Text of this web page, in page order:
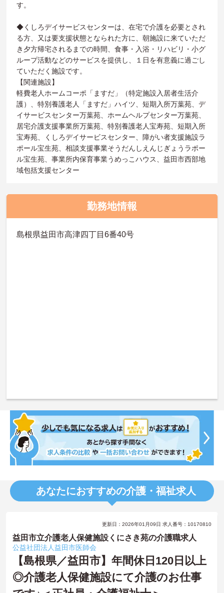
す。
◆くしろデイサービスセンターは、在宅で介護を必要とされ
る方、又は要支援状態となられた方に、朝施設に来ていただ
き夕方帰宅されるまでの時間、食事・入浴・リハビリ・小グ
ループ活動などのサービスを提供し、１日を有意義に過ごし
ていただく施設です。
【関連施設】
軽費老人ホームコーポ「ますだ」（特定施設入居者生活介
護）、特別養護老人「ますだ」ハイツ、短期入所万葉苑、デ
イサービスセンター万葉苑、ホームヘルプセンター万葉苑、
居宅介護支援事業所万葉苑、特別養護老人宝寿苑、短期入所
宝寿苑、くしろデイサービスセンター、障がい者支援施設ラ
ポール宝生苑、相談支援事業そうだんしえんじぎょうラポー
ル宝生苑、事業所内保育事業うめっこハウス、益田市西部地
域包括支援センター
勤務地情報
島根県益田市高津四丁目6番40号
あなたにおすすめの介護・福祉求人
更新日：2026年01月09日 求人番号：10170810
益田市立介護老人保健施設くにさき苑の介護職求人
公益社団法人益田市医師会
【島根県／益田市】年間休日120日以上
◎介護老人保健施設にて介護のお仕事